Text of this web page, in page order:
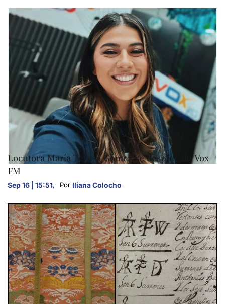
ARTE Y CULTURA
Locutora María Teresa Gómez se despide de Vox
FM
Sep 16 | 15:51, Por Iliana Colocho